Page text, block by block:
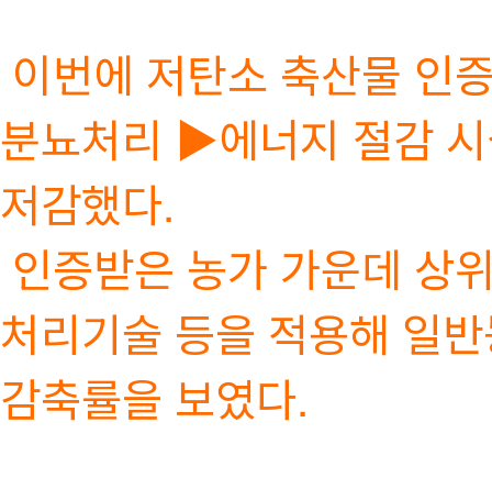
이번에 저탄소 축산물
분뇨처리 ▶에너지 절감
저감했다.
인증받은 농가 가운데 상
처리기술 등을 적용해 일
감축률을 보였다.